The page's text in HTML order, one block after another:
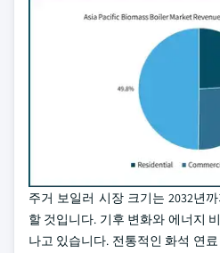
주거 보일러 시장 크기는 2032년
할 것입니다. 기후 변화와 에너지
나고 있습니다. 전통적인 화석 연